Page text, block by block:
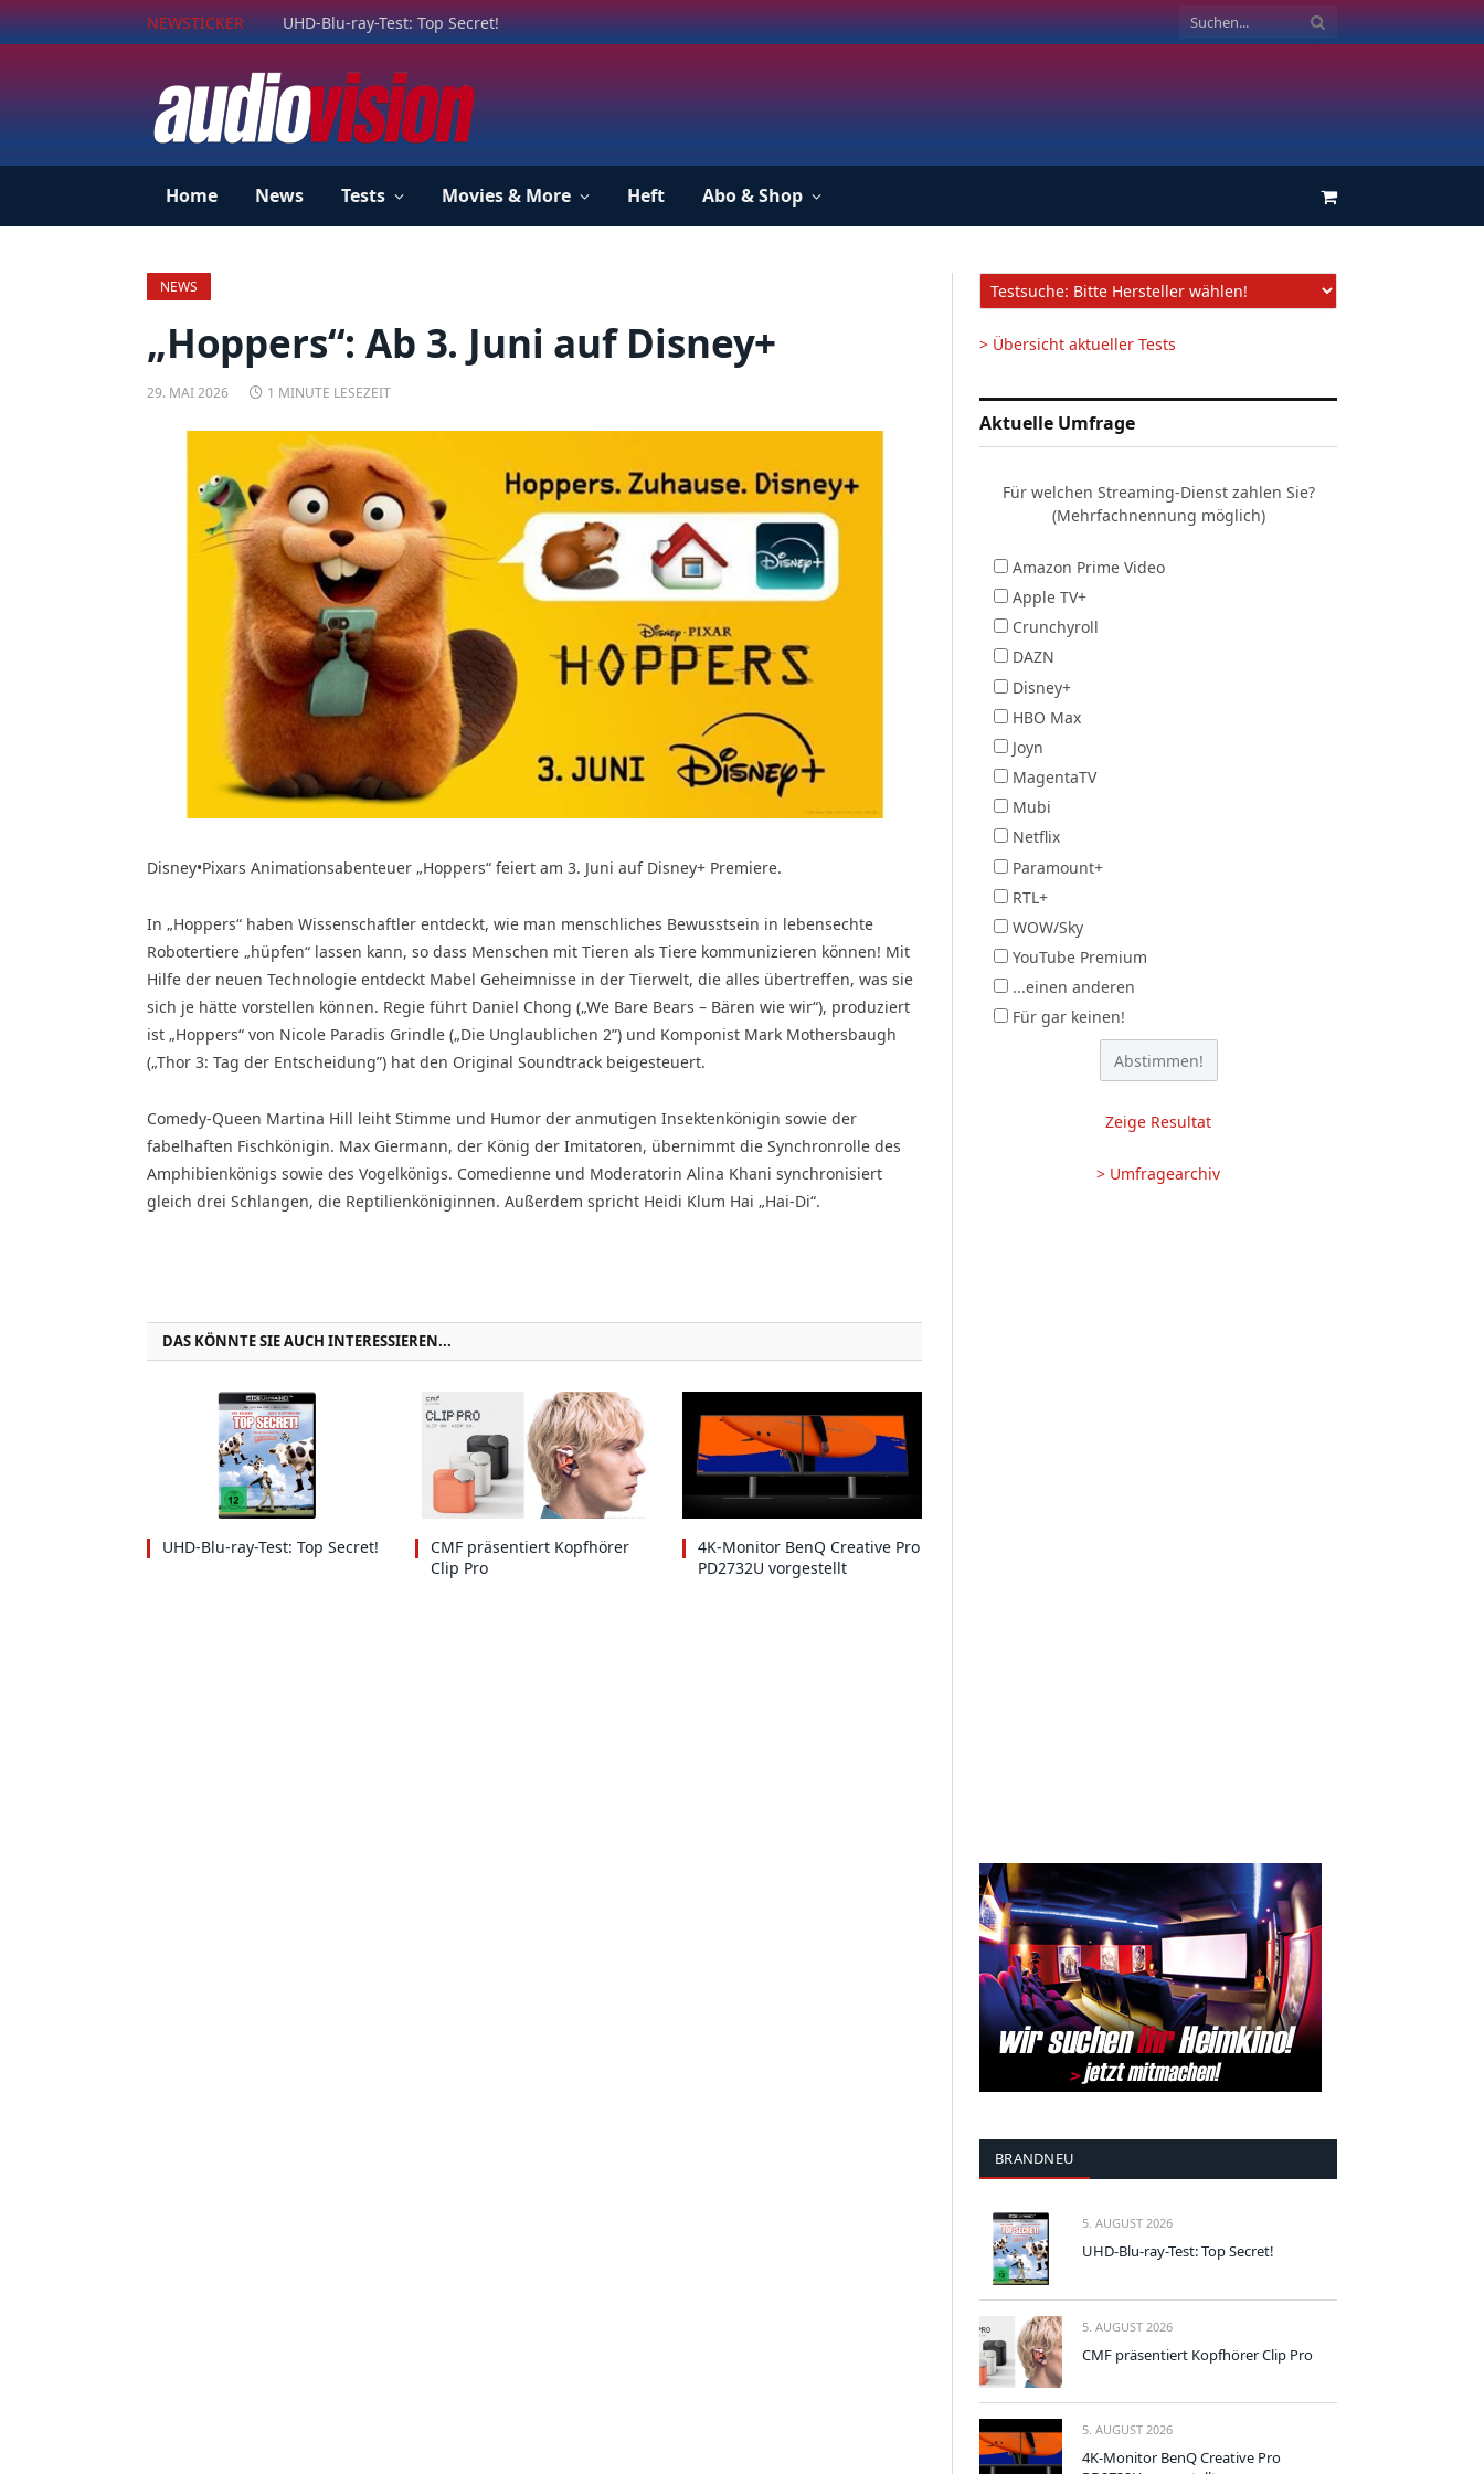
NEWSTICKER UHD-Blu-ray-Test: Top Secret!
Home News Tests Movies & More Heft Abo & Shop Einkaufswagen
NEWS
„Hoppers“: Ab 3. Juni auf Disney+
29. MAI 2026 1 MINUTE LESEZEIT
Disney•Pixars Animationsabenteuer „Hoppers“ feiert am 3. Juni auf Disney+ Premiere.
In „Hoppers“ haben Wissenschaftler entdeckt, wie man menschliches Bewusstsein in lebensechte
Robotertiere „hüpfen“ lassen kann, so dass Menschen mit Tieren als Tiere kommunizieren können! Mit
Hilfe der neuen Technologie entdeckt Mabel Geheimnisse in der Tierwelt, die alles übertreffen, was sie
sich je hätte vorstellen können. Regie führt Daniel Chong („We Bare Bears – Bären wie wir“), produziert
ist „Hoppers“ von Nicole Paradis Grindle („Die Unglaublichen 2”) und Komponist Mark Mothersbaugh
(„Thor 3: Tag der Entscheidung”) hat den Original Soundtrack beigesteuert.
Comedy-Queen Martina Hill leiht Stimme und Humor der anmutigen Insektenkönigin sowie der
fabelhaften Fischkönigin. Max Giermann, der König der Imitatoren, übernimmt die Synchronrolle des
Amphibienkönigs sowie des Vogelkönigs. Comedienne und Moderatorin Alina Khani synchronisiert
gleich drei Schlangen, die Reptilienköniginnen. Außerdem spricht Heidi Klum Hai „Hai-Di“.
DAS KÖNNTE SIE AUCH INTERESSIEREN...
UHD-Blu-ray-Test: Top Secret!
CMF präsentiert Kopfhörer
Clip Pro
4K-Monitor BenQ Creative Pro
PD2732U vorgestellt
> Übersicht aktueller Tests
Aktuelle Umfrage
Für welchen Streaming-Dienst zahlen Sie?
(Mehrfachnennung möglich)
Amazon Prime Video
Apple TV+
Crunchyroll
DAZN
Disney+
HBO Max
Joyn
MagentaTV
Mubi
Netflix
Paramount+
RTL+
WOW/Sky
YouTube Premium
...einen anderen
Für gar keinen!
Zeige Resultat
> Umfragearchiv
BRANDNEU
5. AUGUST 2026
UHD-Blu-ray-Test: Top Secret!
5. AUGUST 2026
CMF präsentiert Kopfhörer Clip Pro
5. AUGUST 2026
4K-Monitor BenQ Creative Pro